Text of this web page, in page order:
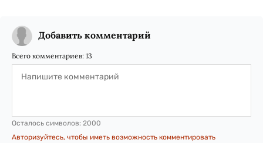
Добавить комментарий
Всего комментариев: 13
Осталось символов: 2000
Авторизуйтесь, чтобы иметь возможность комментировать